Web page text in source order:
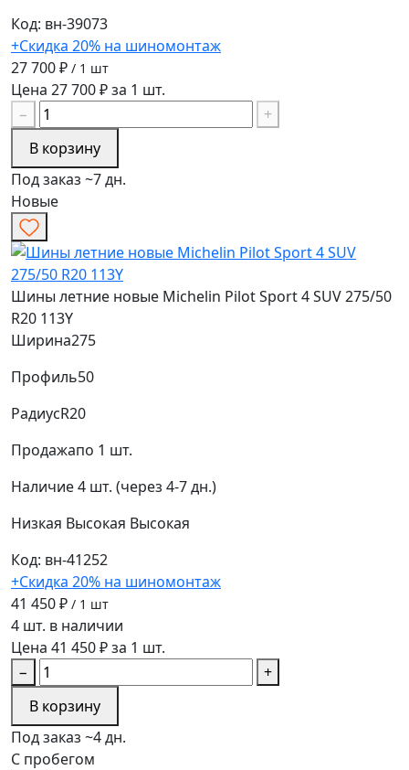
Код: вн-39073
+Скидка 20% на шиномонтаж
27 700 ₽ / 1 шт
Цена 27 700 ₽ за 1 шт.
−
+
В корзину
Под заказ ~7 дн.
Новые
Шины летние новые Michelin Pilot Sport 4 SUV 275/50
R20 113Y
Ширина275
Профиль50
РадиусR20
Продажапо 1 шт.
Наличие4 шт. (через 4-7 дн.)
Низкая Высокая Высокая
Код: вн-41252
+Скидка 20% на шиномонтаж
41 450 ₽ / 1 шт
4 шт. в наличии
Цена 41 450 ₽ за 1 шт.
−
+
В корзину
Под заказ ~4 дн.
С пробегом